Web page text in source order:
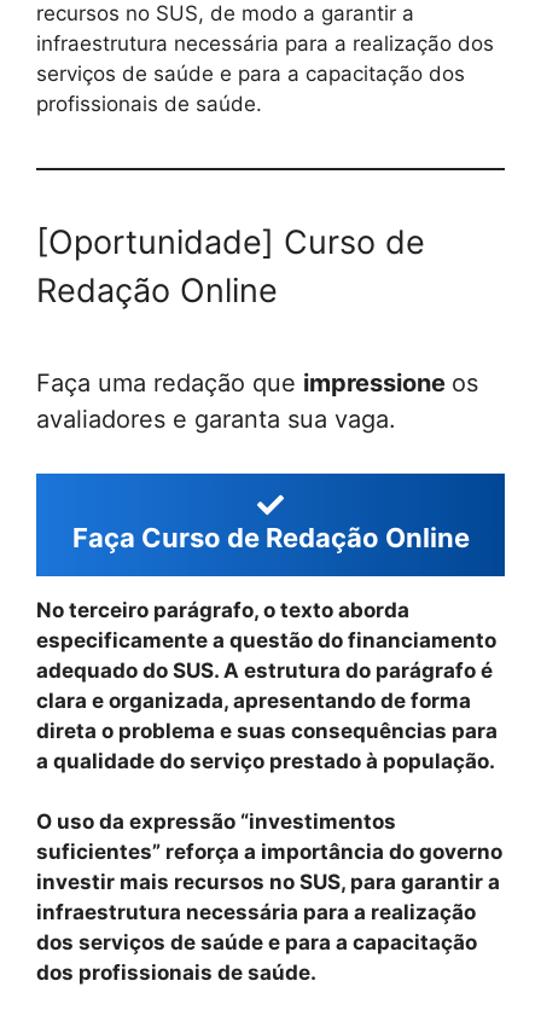
recursos no SUS, de modo a garantir a
infraestrutura necessária para a realização dos
serviços de saúde e para a capacitação dos
profissionais de saúde.
[Oportunidade] Curso de
Redação Online
Faça uma redação que impressione os
avaliadores e garanta sua vaga.
Faça Curso de Redação Online
No terceiro parágrafo, o texto aborda
especificamente a questão do financiamento
adequado do SUS. A estrutura do parágrafo é
clara e organizada, apresentando de forma
direta o problema e suas consequências para
a qualidade do serviço prestado à população.
O uso da expressão “investimentos
suficientes” reforça a importância do governo
investir mais recursos no SUS, para garantir a
infraestrutura necessária para a realização
dos serviços de saúde e para a capacitação
dos profissionais de saúde.